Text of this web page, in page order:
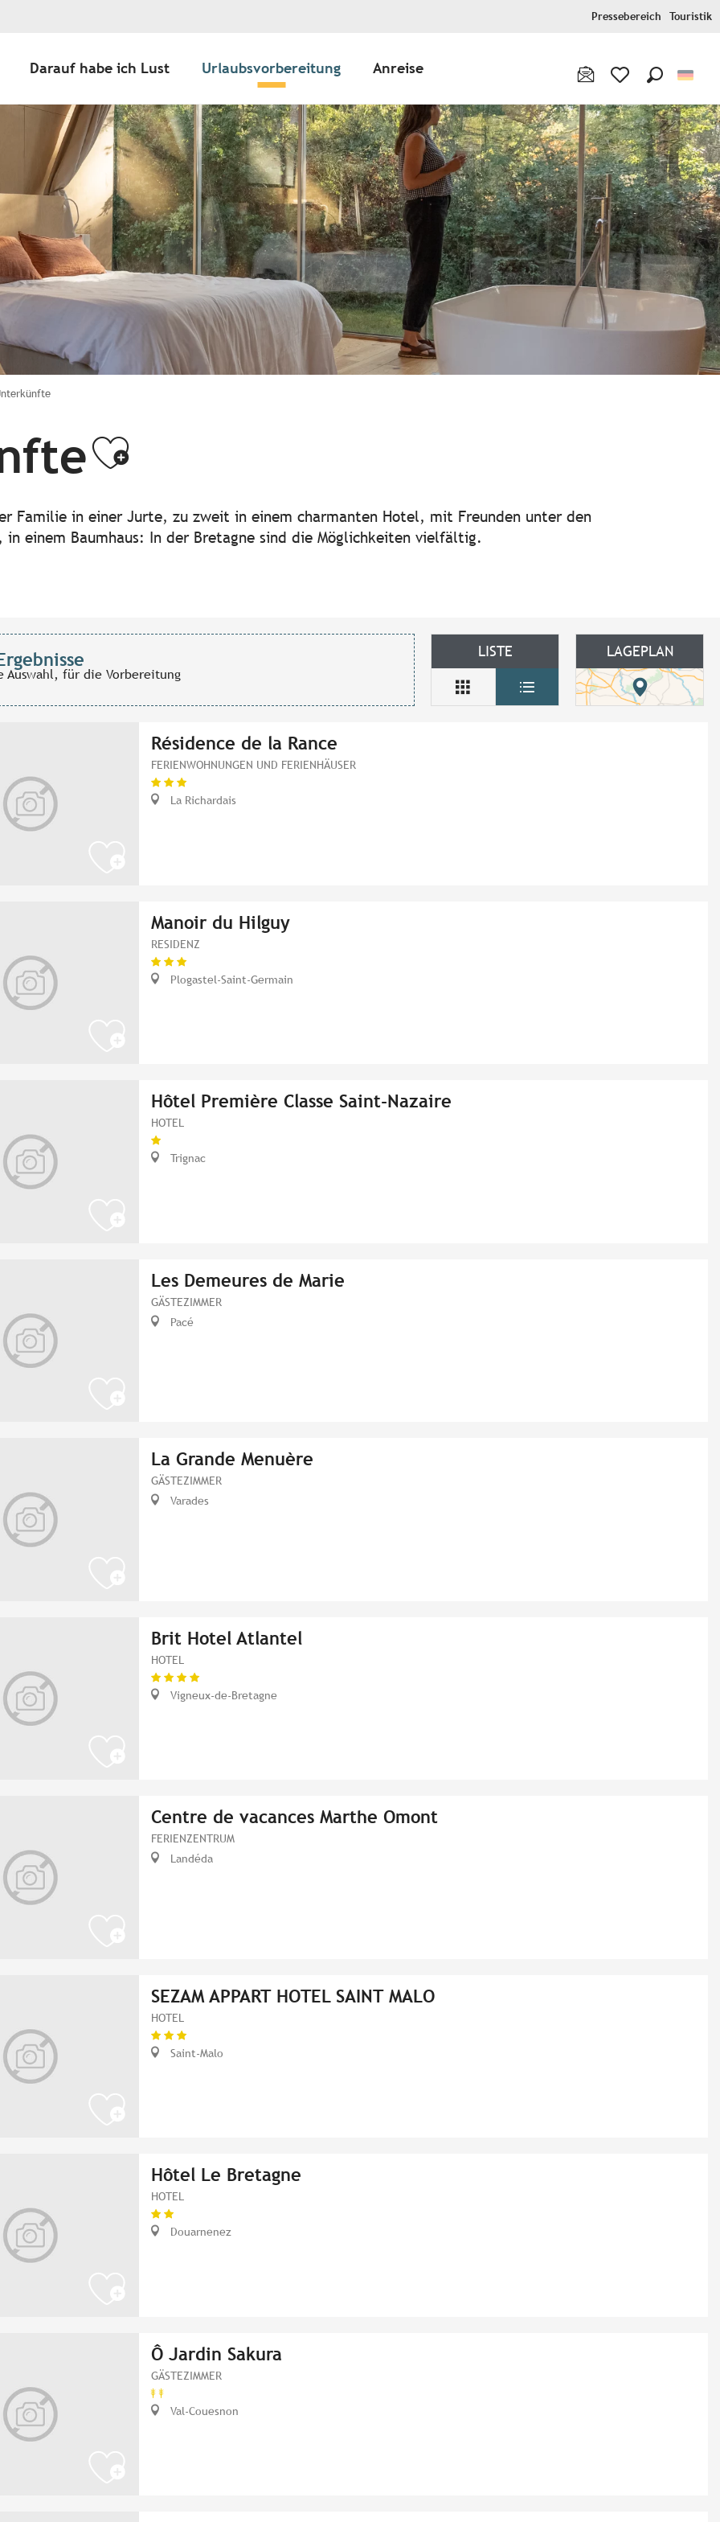
Pressebereich Touristik
Darauf habe ich Lust Urlaubsvorbereitung Anreise
Ajouter aux favoris
Familie in einer Jurte, zu zweit in einem charmanten Hotel, mit Freunden unter den
einem Baumhaus: In der Bretagne sind die Möglichkeiten vielfältig.
Auswahl, für die Vorbereitung
LISTE LAGEPLAN
Résidence de la Rance
FERIENWOHNUNGEN UND FERIENHÄUSER
La Richardais
Manoir du Hilguy
RESIDENZ
Plogastel-Saint-Germain
Hôtel Première Classe Saint-Nazaire
HOTEL
Trignac
Les Demeures de Marie
GÄSTEZIMMER
Pacé
La Grande Menuère
GÄSTEZIMMER
Varades
Brit Hotel Atlantel
HOTEL
Vigneux-de-Bretagne
Centre de vacances Marthe Omont
FERIENZENTRUM
Landéda
SEZAM APPART HOTEL SAINT MALO
HOTEL
Saint-Malo
Hôtel Le Bretagne
HOTEL
Douarnenez
Ô Jardin Sakura
GÄSTEZIMMER
Val-Couesnon